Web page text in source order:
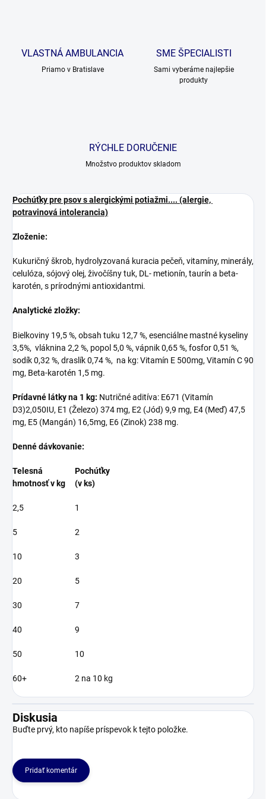
VLASTNÁ AMBULANCIA
Priamo v Bratislave
SME ŠPECIALISTI
Sami vyberáme najlepšie
produkty
RÝCHLE DORUČENIE
Množstvo produktov skladom
Pochúťky pre psov s alergickými potiažmi.... (alergie,
potravinová intolerancia)
Zloženie:
Kukuričný škrob, hydrolyzovaná kuracia pečeň, vitamíny, minerály,
celulóza, sójový olej, živočíšny tuk, DL- metionín, taurín a beta-
karotén, s prírodnými antioxidantmi.
Analytické zložky:
Bielkoviny 19,5 %, obsah tuku 12,7 %, esenciálne mastné kyseliny
3,5%, vláknina 2,2 %, popol 5,0 %, vápnik 0,65 %, fosfor 0,51 %,
sodík 0,32 %, draslík 0,74 %, na kg: Vitamín E 500mg, Vitamín C 90
mg, Beta-karotén 1,5 mg.
Prídavné látky na 1 kg: Nutričné aditíva: E671 (Vitamín
D3)2,050IU, E1 (Železo) 374 mg, E2 (Jód) 9,9 mg, E4 (Meď) 47,5
mg, E5 (Mangán) 16,5mg, E6 (Zinok) 238 mg.
Denné dávkovanie:
Telesná
hmotnosť v kg
Pochúťky
(v ks)
2,5 1
5 2
10 3
20 5
30 7
40 9
50 10
60+ 2 na 10 kg
Diskusia
Buďte prvý, kto napíše príspevok k tejto položke.
Pridať komentár